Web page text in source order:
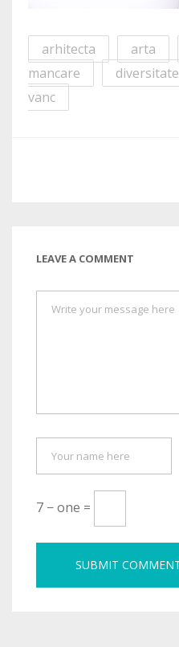
arhitecta arta
mancare
diversitate
vanc
LEAVE A COMMENT
7 − one =